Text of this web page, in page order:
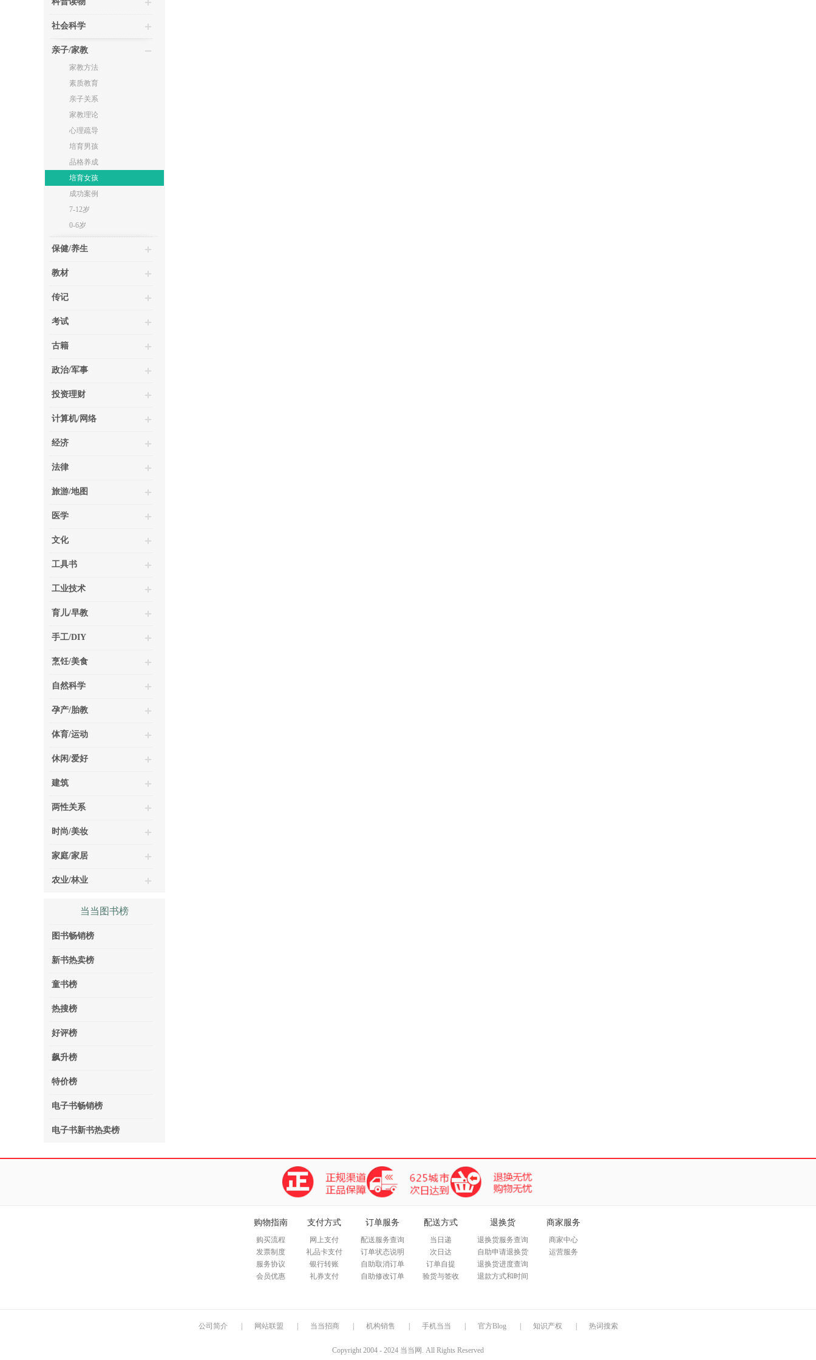
社会科学
亲子/家教
家教方法
素质教育
亲子关系
家教理论
心理疏导
培育男孩
品格养成
培育女孩
成功案例
7-12岁
0-6岁
保健/养生
教材
传记
考试
古籍
政治/军事
投资理财
计算机/网络
经济
法律
旅游/地图
医学
文化
工具书
工业技术
育儿/早教
手工/DIY
烹饪/美食
自然科学
孕产/胎教
体育/运动
休闲/爱好
建筑
两性关系
时尚/美妆
家庭/家居
农业/林业
当当图书榜
图书畅销榜
新书热卖榜
童书榜
热搜榜
好评榜
飙升榜
特价榜
电子书畅销榜
电子书新书热卖榜
购物指南
购买流程
发票制度
服务协议
会员优惠
支付方式
网上支付
礼品卡支付
银行转账
礼券支付
订单服务
配送服务查询
订单状态说明
自助取消订单
自助修改订单
配送方式
当日递
次日达
订单自提
验货与签收
退换货
退换货服务查询
自助申请退换货
退换货进度查询
退款方式和时间
商家服务
商家中心
运营服务
公司简介 网站联盟 当当招商 机构销售 手机当当 官方Blog 知识产权 热词搜索
Copyright 2004 - 2024 当当网. All Rights Reserved